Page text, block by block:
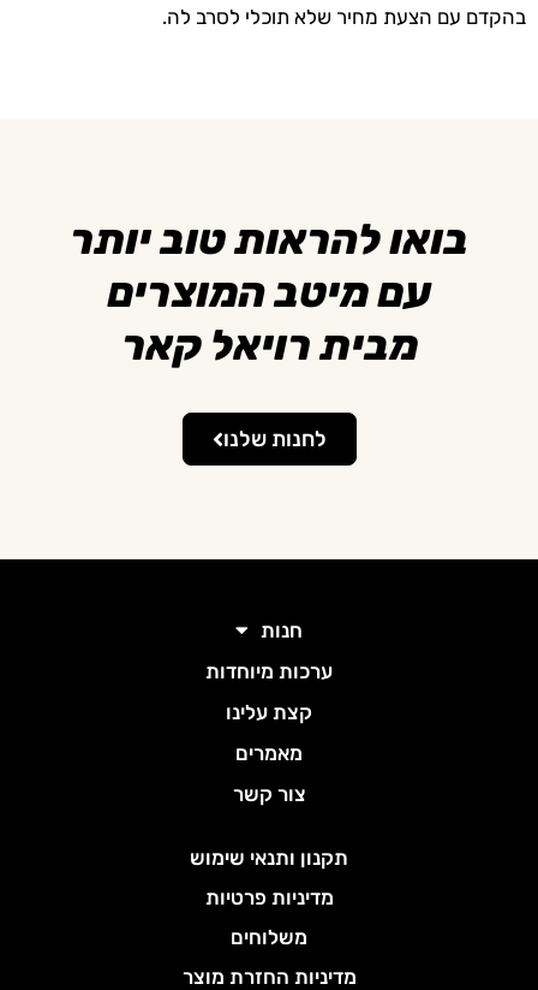
בהקדם עם הצעת מחיר שלא תוכלי לסרב לה.
בואו להראות טוב יותר
עם מיטב המוצרים
מבית רויאל קאר
לחנות שלנו
חנות
ערכות מיוחדות
קצת עלינו
מאמרים
צור קשר
תקנון ותנאי שימוש
מדיניות פרטיות
משלוחים
מדיניות החזרת מוצר